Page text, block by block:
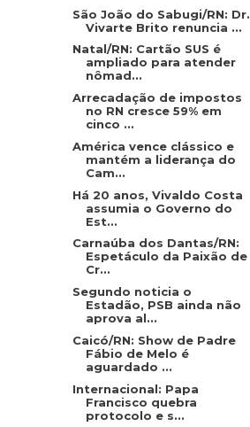
São João do Sabugi/RN: Dr.
Vivarte Brito renuncia ...
Natal/RN: Cartão SUS é
ampliado para atender
nômad...
Arrecadação de impostos
no RN cresce 59% em
cinco ...
América vence clássico e
mantém a liderança do
Cam...
Há 20 anos, Vivaldo Costa
assumia o Governo do
Est...
Carnaúba dos Dantas/RN:
Espetáculo da Paixão de
Cr...
Segundo noticia o
Estadão, PSB ainda não
aprova al...
Caicó/RN: Show de Padre
Fábio de Melo é
aguardado ...
Internacional: Papa
Francisco quebra
protocolo e s...